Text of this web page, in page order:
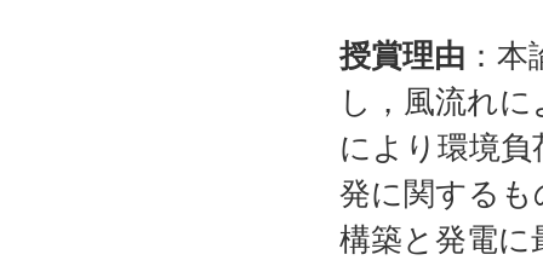
授賞理由 ：
し，風流れ
により環境
発に関する
構築と発電に